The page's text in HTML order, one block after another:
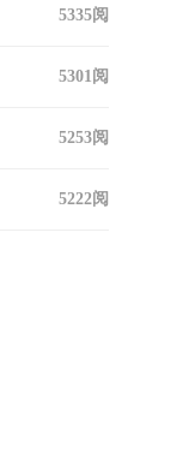
5335阅
5301阅
5253阅
5222阅